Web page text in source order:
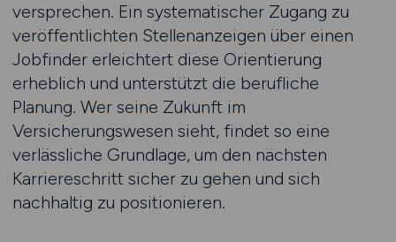
versprechen. Ein systematischer Zugang zu
veröffentlichten Stellenanzeigen über einen
Jobfinder erleichtert diese Orientierung
erheblich und unterstützt die berufliche
Planung. Wer seine Zukunft im
Versicherungswesen sieht, findet so eine
verlässliche Grundlage, um den nächsten
Karriereschritt sicher zu gehen und sich
nachhaltig zu positionieren.